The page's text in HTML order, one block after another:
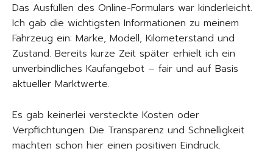
Das Ausfüllen des Online-Formulars war kinderleicht.
Ich gab die wichtigsten Informationen zu meinem
Fahrzeug ein: Marke, Modell, Kilometerstand und
Zustand. Bereits kurze Zeit später erhielt ich ein
unverbindliches Kaufangebot – fair und auf Basis
aktueller Marktwerte.
Es gab keinerlei versteckte Kosten oder
Verpflichtungen. Die Transparenz und Schnelligkeit
machten schon hier einen positiven Eindruck.